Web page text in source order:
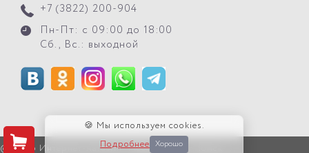
+7 (3822) 200-904
Пн-Пт: с 09:00 до 18:00
Сб., Вс.: выходной
© 2026 Интернет-магазин "Мебель БиН" г. Томск
🍪 Мы используем cookies.
Подробнее Хорошо